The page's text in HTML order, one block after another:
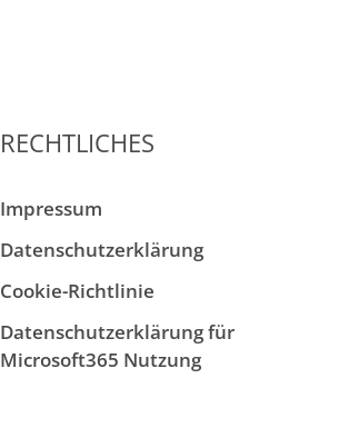
RECHTLICHES
Impressum
Datenschutzerklärung
Cookie-Richtlinie
Datenschutzerklärung für
Microsoft365 Nutzung